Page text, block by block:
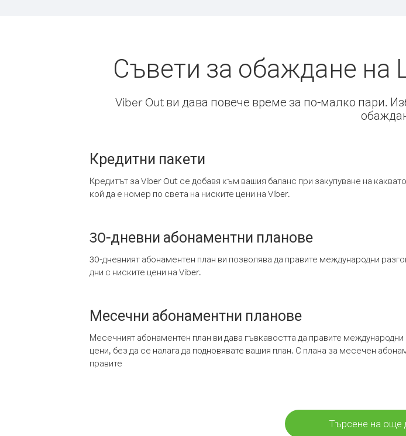
Съвети за обаждане
Viber Out ви дава повече време за по-малко пари.
Кредитни пакети
Кредитът за Viber Out се добавя към вашия баланс при закупуване на
кой да е номер по света на ниските цени на Viber.
30-дневни абонаментни планове
30-дневният абонаментен план ви позволява да правите международни
дни с ниските цени на Viber.
Месечни абонаментни планове
Месечният абонаментен план ви дава гъвкавостта да правите
цени, без да се налага да подновявате вашия план. С плана за месечен
правите
Търсене на още